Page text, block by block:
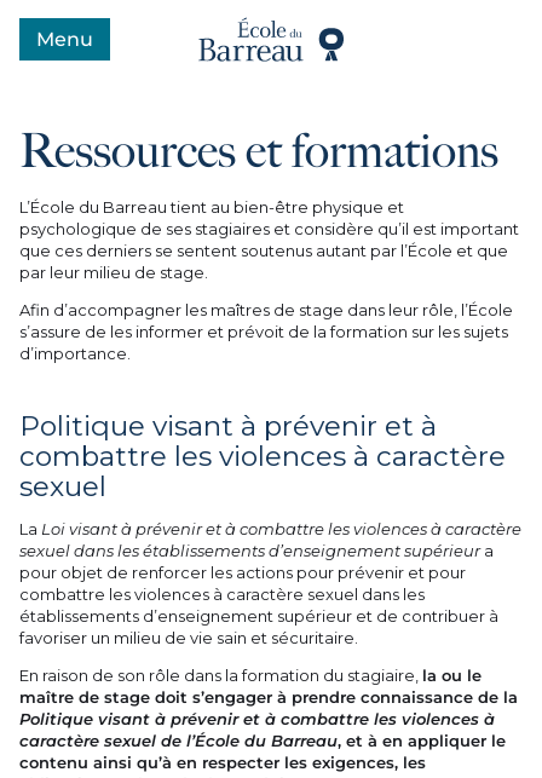
MenuOuvrir le menu
Ressources et formations
L’École du Barreau tient au bien-être physique et
psychologique de ses stagiaires et considère qu’il est important
que ces derniers se sentent soutenus autant par l’École et que
par leur milieu de stage.
Afin d’accompagner les maîtres de stage dans leur rôle, l’École
s’assure de les informer et prévoit de la formation sur les sujets
d’importance.
Politique visant à prévenir et à
combattre les violences à caractère
sexuel
La Loi visant à prévenir et à combattre les violences à caractère
sexuel dans les établissements d’enseignement supérieura
pour objet de renforcer les actions pour prévenir et pour
combattre les violences à caractère sexuel dans les
établissements d’enseignement supérieur et de contribuer à
favoriser un milieu de vie sain et sécuritaire.
En raison de son rôle dans la formation du stagiaire, la ou le
maître de stage doit s’engager à prendre connaissance de la
Politique visant à prévenir et à combattre les violences à
caractère sexuel de l’École du Barreau, et à en appliquer le
contenu ainsi qu’à en respecter les exigences, les